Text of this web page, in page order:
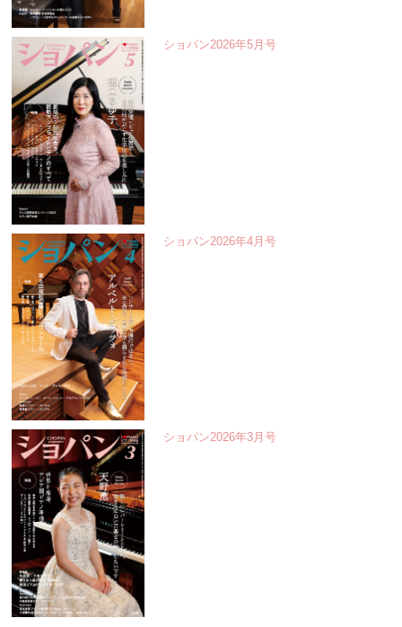
ショパン2026年5月号
ショパン2026年4月号
ショパン2026年3月号